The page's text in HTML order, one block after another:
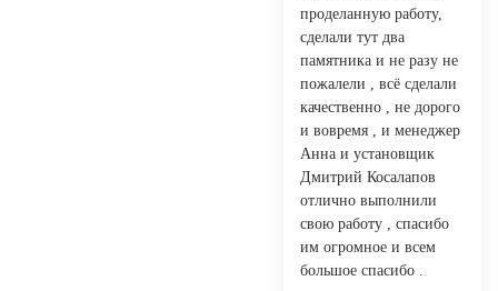
проделанную работу,
сделали тут два
памятника и не разу не
пожалели , всё сделали
качественно , не дорого
и вовремя , и менеджер
Анна и установщик
Дмитрий Косалапов
отлично выполнили
свою работу , спасибо
им огромное и всем
большое спасибо .